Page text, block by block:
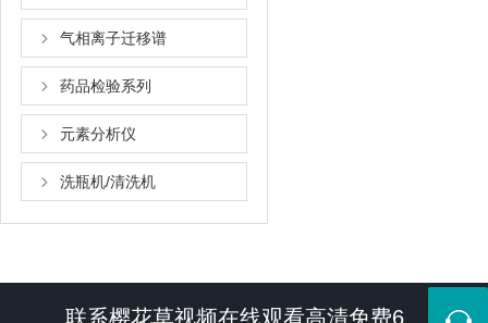
气相离子迁移谱
药品检验系列
元素分析仪
洗瓶机/清洗机
联系樱花草视频在线观看高清免费6